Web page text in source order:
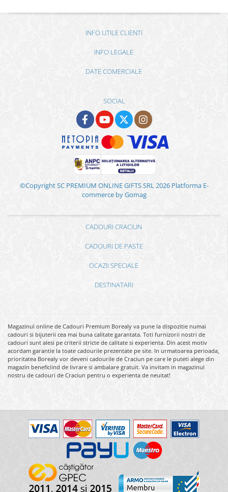
INFO UTILE CLIENTI
INFO LEGALE
DATE COMERCIALE
SOCIAL
©Copyright SC PREMIUM ONLINE GIFTS SRL 2026 Platforma E-
commerce by Gomag
CADOURI CRACIUN
CADOURI DE PASTE
OCAZII SPECIALE
DESTINATARI
Magazinul online de Cadouri Premium Borealy va pune la dispozitie numai
cadouri si bijuterii cea mai buna calitate garantata. Toti furnizorii nostri de
cadouri sunt alesi pe criterii stricte de calitate si experienta. Din acest motiv
acordam garantie la toate cadourile prezentate pe site. In urmatoarea perioada,
prioritatea Borealy vor deveni cadourile de Craciun pe care le puteti alege din
magazin beneficiind de livrare si ambalare gratuit. Va invitam in magazinul
nostru de cadouri de Craciun pentru o experienta de neuitat!